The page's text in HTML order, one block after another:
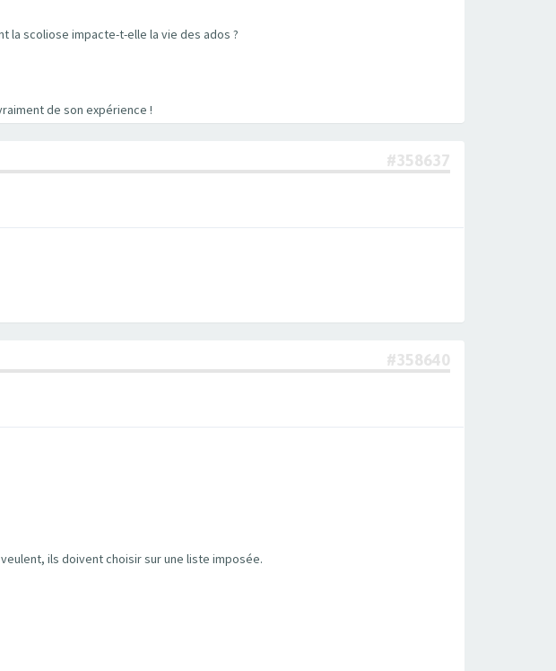
la scoliose impacte-t-elle la vie des ados ?
de son expérience !
#358637
#358640
ils doivent choisir sur une liste imposée.